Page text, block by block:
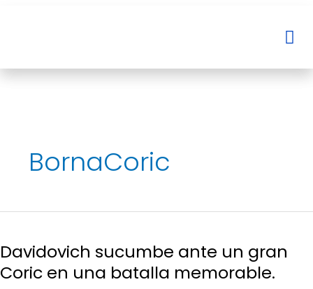
BornaCoric
Davidovich sucumbe ante un gran
Coric en una batalla memorable.
ante
un
gran